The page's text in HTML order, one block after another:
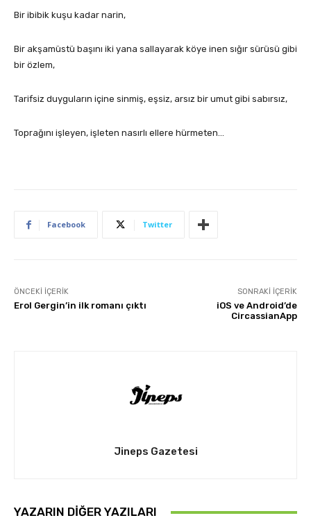
Bir ibibik kuşu kadar narin,
Bir akşamüstü başını iki yana sallayarak köye inen sığır sürüsü gibi
bir özlem,
Tarifsiz duyguların içine sinmiş, eşsiz, arsız bir umut gibi sabırsız,
Toprağını işleyen, işleten nasırlı ellere hürmeten…
Facebook Twitter
ÖNCEKI İÇERIK
Erol Gergin’in ilk romanı çıktı
SONRAKI İÇERIK
iOS ve Android’de
CircassianApp
Jineps Gazetesi
YAZARIN DIĞER YAZILARI